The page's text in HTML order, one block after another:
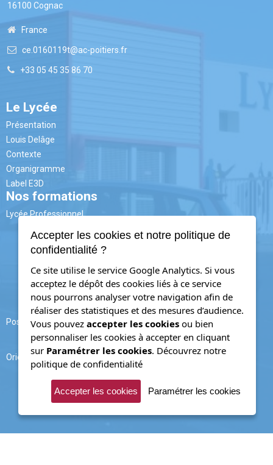
16100 Cognac
France
ce.0160119t@ac-poitiers.fr
+33 05 45 35 86 70
Le Lycée
Présentation
Louis Delâge
Contexte
Organigramme
Label E3D
Nos formations
Lycée Professionnel
CAP
CAP AAGA
BAC PRO
PLP
TRPM (ex.TU)
PAPS
Post - Bac
BTS CRSA
FS Packaging
Orientation
Forum
PsyEN
Onisep
Parcoursup
Accepter les cookies et notre politique de
confidentialité ?
Ce site utilise le service Google Analytics. Si vous
acceptez le dépôt des cookies liés à ce service
nous pourrons analyser votre navigation afin de
réaliser des statistiques et des mesures d’audience.
Vous pouvez accepter les cookies ou bien
personnaliser les cookies à accepter en cliquant
sur Paramétrer les cookies. Découvrez notre
politique de confidentialité
Accepter les cookies Paramétrer les cookies